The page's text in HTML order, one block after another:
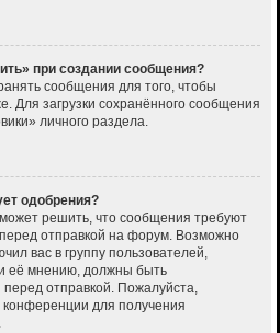
при создании сообщения?
сообщения для того, чтобы
Для загрузки сохранённого сообщения
личного раздела.
одобрения?
решить, что сообщения требуют
отправкой на форум. Возможно
вас в группу пользователей,
её мнению, должны быть
отправкой. Пожалуйста,
для получения